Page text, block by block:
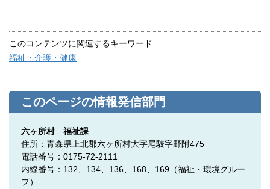
このコンテンツに関連するキーワード
福祉・介護・健康
このページの情報発信部門
六ヶ所村 福祉課
住所：青森県上北郡六ヶ所村大字尾駮字野附475
電話番号：0175-72-2111
内線番号：132、134、136、168、169（福祉・環境グルー
プ）